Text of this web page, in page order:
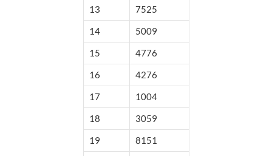
13
7525
14
5009
15
4776
16
4276
17
1004
18
3059
19
8151